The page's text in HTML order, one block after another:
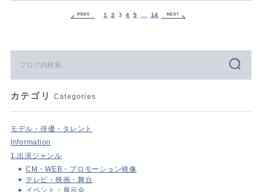
1 2 3 4 5 14
カテゴリ Categories
モデル・俳優・タレント
Information
1.出演ジャンル
CM・WEB・プロモーション映像
テレビ・映画・舞台
イベント・展示会